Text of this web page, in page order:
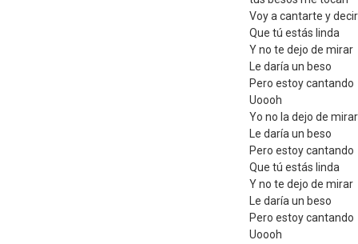
Voy a cantarte y
Que tú estás linda
Y no te dejo de mirar
Le daría un beso
Pero estoy cantando
Uoooh
Yo no la dejo de mirar
Le daría un beso
Pero estoy cantando
Que tú estás linda
Y no te dejo de mirar
Le daría un beso
Pero estoy cantando
Uoooh